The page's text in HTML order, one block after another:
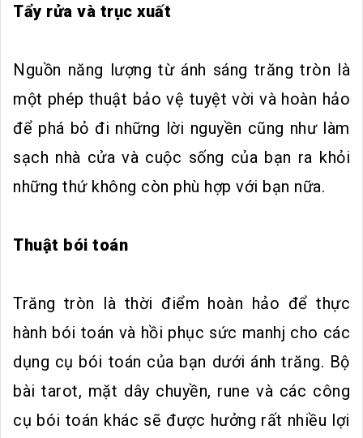
Tẩy rửa và trục xuất
Nguồn năng lượng từ ánh sáng trăng tròn là
một phép thuật bảo vệ tuyệt vời và hoàn hảo
để phá bỏ đi những lời nguyền cũng như làm
sạch nhà cửa và cuộc sống của bạn ra khỏi
những thứ không còn phù hợp với bạn nữa.
Thuật bói toán
Trăng tròn là thời điểm hoàn hảo để thực
hành bói toán và hồi phục sức manhj cho các
dụng cụ bói toán của bạn dưới ánh trăng. Bộ
bài tarot, mặt dây chuyền, rune và các công
cụ bói toán khác sẽ được hưởng rất nhiều lợi